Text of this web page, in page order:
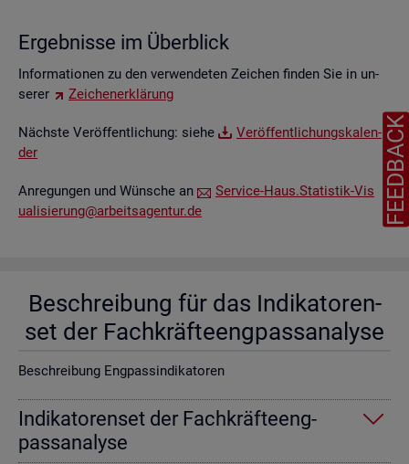
Er­geb­nis­se im Über­blick
In­for­ma­tio­nen zu den ver­wen­de­ten Zei­chen fin­den Sie in un­
se­rer
Zei­chen­er­klä­rung
Nächs­te Ver­öf­fent­li­chung: siehe
Ver­öf­fent­li­chungs­ka­len­
der
An­re­gun­gen und Wün­sche an
Ser­vice-Haus.​Statistik-​Vis​
uali​sier​ung@​arb​eits​agen​tur.​de
Be­schrei­bung für das In­di­ka­to­ren­
set der Fach­kräf­te­eng­pass­ana­ly­se
Be­schrei­bung Eng­pas­sin­di­ka­to­ren
In­di­ka­to­ren­set der Fach­kräf­te­eng­
pass­ana­ly­se
FEEDBACK